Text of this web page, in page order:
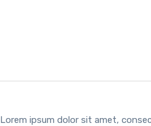
Lorem ipsum dolor sit amet,